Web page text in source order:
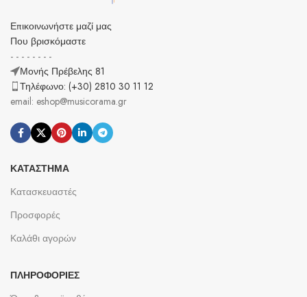
Επικοινωνήστε μαζί μας
Που βρισκόμαστε
- - - - - - - -
Μονής Πρέβελης 81
Τηλέφωνο: (+30) 2810 30 11 12
email: eshop@musicorama.gr
ΚΑΤΆΣΤΗΜΑ
Κατασκευαστές
Προσφορές
Καλάθι αγορών
ΠΛΗΡΟΦΟΡΊΕΣ